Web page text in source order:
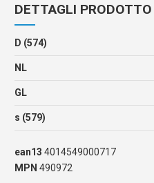
DETTAGLI PRODOTTO
D (574)
NL
GL
s (579)
ean13 4014549000717
MPN 490972